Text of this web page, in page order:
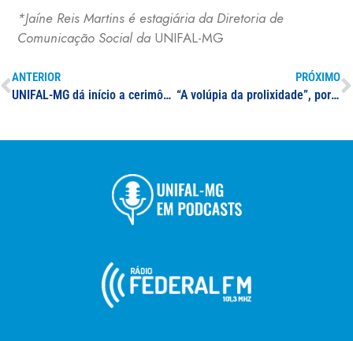
*Jaíne Reis Martins é estagiária da Diretoria de
Comunicação Social da UNIFAL-MG
ANTERIOR
UNIFAL-MG dá início a cerimônias em celebração dos 108 anos da Universidade; hasteamento de bandeiras e sessão extraordinária do Consuni marcam primeiros eventos de semana comemorativa
PRÓXIMO
“A volúpia da prolixidade”, por Eloésio Paulo